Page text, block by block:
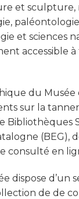
et sculpture,
et sciences
accessible
du
sur la
Bibliothèques
(BEG),
consulté en
dispose d’un
de de